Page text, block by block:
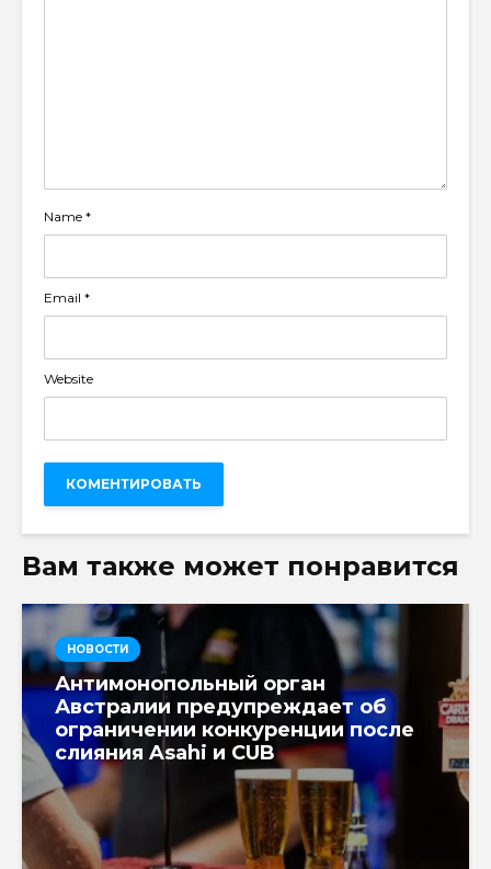
Name *
Email *
Website
Вам также может понравится
НОВОСТИ
Антимонопольный орган
Австралии предупреждает об
ограничении конкуренции после
слияния Asahi и CUB